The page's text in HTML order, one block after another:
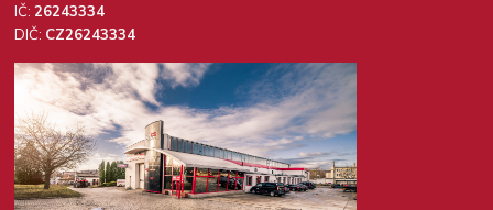
IČ:26243334
DIČ: CZ26243334